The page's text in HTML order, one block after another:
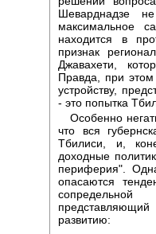
Шеварднадзе
максимальное
находится в
признак
Джавахети,
Правда, при
устройству,
- это попытка
Особенно
что вся
Тбилиси, и,
доходные
периферия".
опасаются
представляющий
развитию: